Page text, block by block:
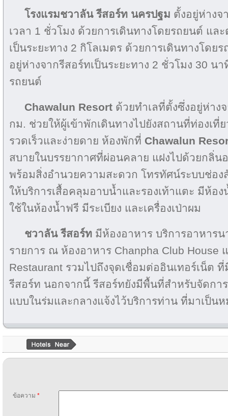
โรงแรมชวาลัน รีสอร์ท นครปฐม ตั้งอยู่ห่างจ
เวลา 1 ชั่วโมง ด้วยการเดินทางโดยรถยนต์ แล
เป็นระยะทาง 2 กิโลเมตร ด้วยการเดินทางโด
อยู่ห่างจากรีสอร์ทเป็นระยะทาง 2 ชั่วโมง 30 น
รถยนต์
Chawalun Resort ด้วยทำเลที่ตั้งซึ่งอยู่ห่าง
กม. ช่วยให้ผู้เข้าพักเดินทางไปยังสถานที่ท่องเที่ย
รวดเร็วและง่ายดาย ห้องพักที่ Chawalun
สบายในบรรยากาศที่ผ่อนคลาย แฝงไปด้วยกลิ่น
พร้อมสิ่งอำนวยความสะดวก โทรทัศน์ระบบช่อ
ให้บริการเสื้อคลุมอาบน้ำและรองเท้าแตะ มีห้อง
ใช้ในห้องน้ำฟรี มีระเบียง และเครื่องเป่าผม
ชวาลัน รีสอร์ท มีห้องอาหาร บริการอาหาร
รายการ ณ ห้องอาหาร Chanpha Club House
Restaurant รวมไปถึงจุดเชื่อมต่ออินเทอร์เน็ต
รีสอร์ท นอกจากนี้ รีสอร์ทยังมีพื้นที่สำหรับจัดกา
แบบในร่มและกลางแจ้งไว้บริการท่าน ที่มาเป็น
ข้อความ *